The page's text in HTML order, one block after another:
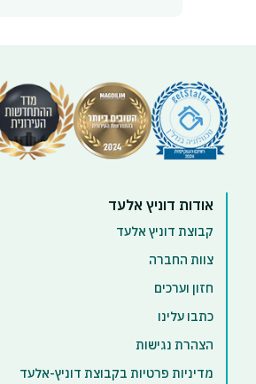
אודות דוניץ אלעד
קבוצת דוניץ אלעד
צוות החברה
חזון וערכים
כתבו עלינו
הצהרת נגישות
מדיניות פרטיות בקבוצת דוניץ-אלעד